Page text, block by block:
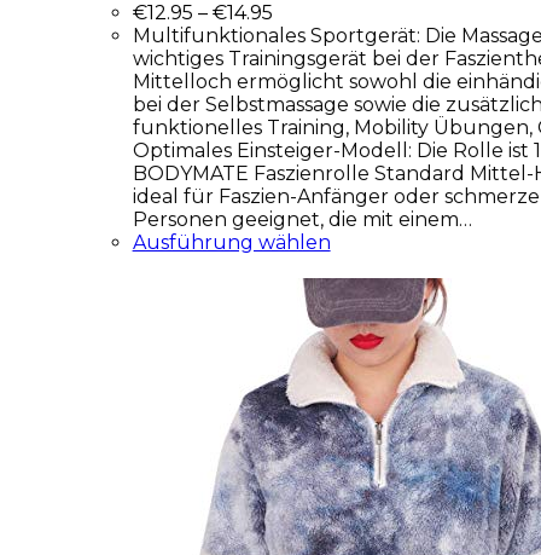
€12.95 – €14.95
Multifunktionales Sportgerät: Die
wichtiges Trainingsgerät bei der
Mittelloch ermöglicht sowohl die
bei der Selbstmassage sowie die
funktionelles Training, Mobility Übungen,
Optimales Einsteiger-Modell: Die Rolle ist
BODYMATE Faszienrolle Standard
ideal für Faszien-Anfänger oder
Personen geeignet, die mit einem…
Ausführung wählen